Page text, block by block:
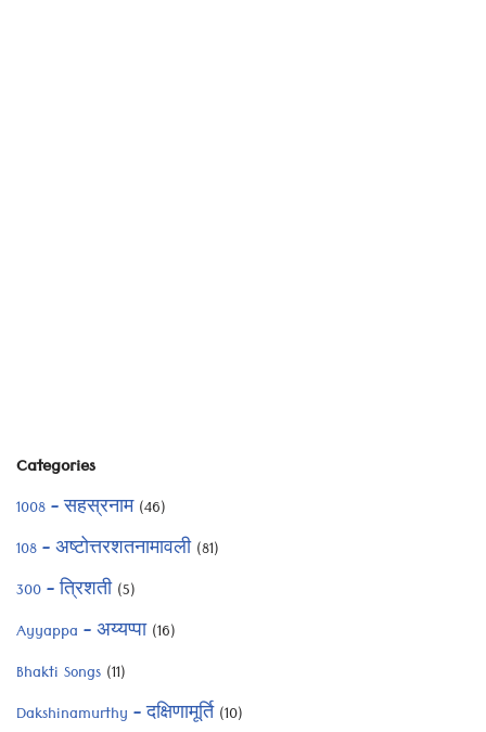
Categories
1008 – सहस्रनाम(46)
108 – अष्टोत्तरशतनामावली(81)
300 – त्रिशती(5)
Ayyappa – अय्यप्पा(16)
Bhakti Songs (11)
Dakshinamurthy – दक्षिणामूर्ति(10)